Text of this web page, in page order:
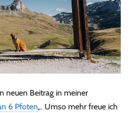
neuen Beitrag in meiner
6 Pfoten„. Umso mehr freue ich